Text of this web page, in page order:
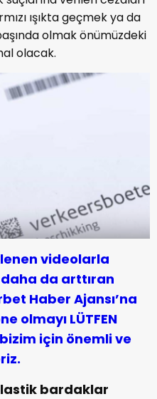
ışıkta geçmek ya da
olmak önümüzdeki
olacak.
videolarla
daha da arttıran
Haber Ajansı’na
olmayı LÜTFEN
için önemli ve
bardaklar